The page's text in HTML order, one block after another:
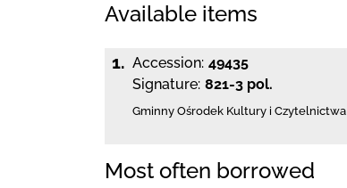
Available items
1. Accession: 49435
Signature: 821-3 pol.
Gminny Ośrodek Kultury i Czytelnictwa
Most often borrowed